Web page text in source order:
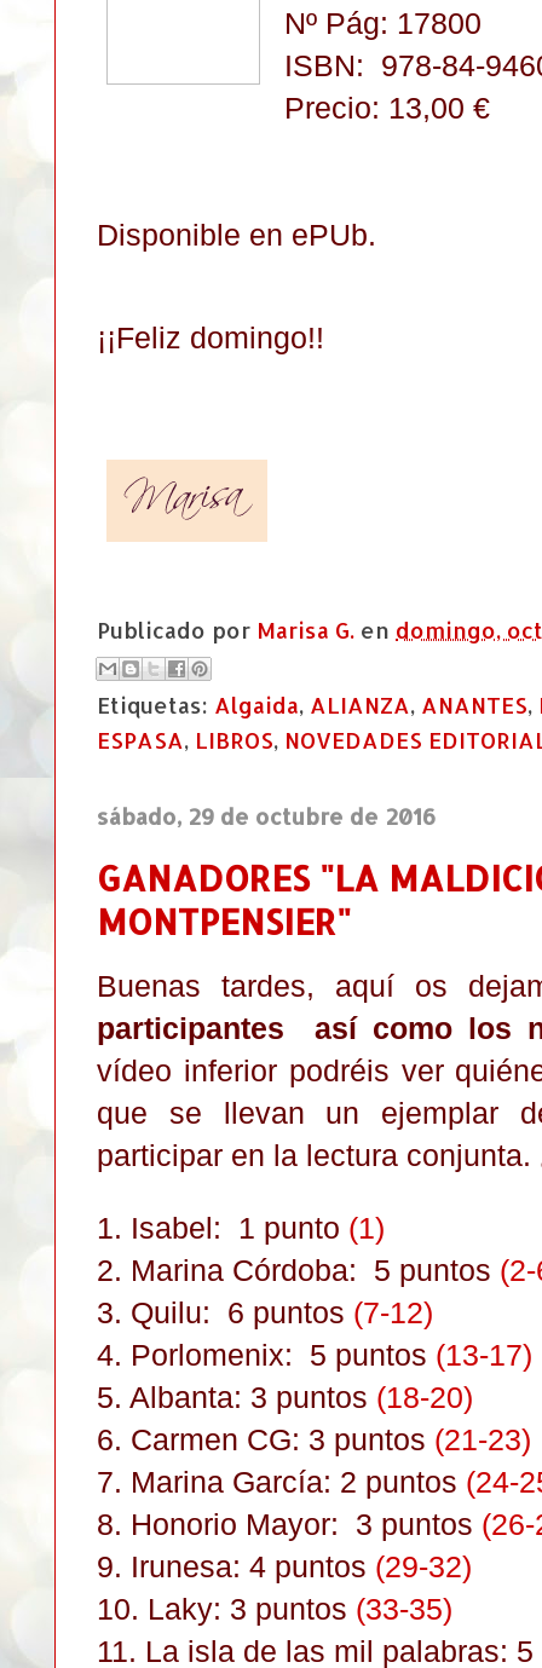
Nº Pág: 17800
ISBN: 978-84-
Precio: 13,00 €
Disponible en ePUb.
¡¡Feliz domingo!!
Publicado por Marisa G. en domingo,
Etiquetas: Algaida, ALIANZA, ANANTES,
ESPASA, LIBROS, NOVEDADES
sábado, 29 de octubre de 2016
GANADORES "LA
MONTPENSIER"
Buenas tardes, aquí os
participantes así como los
vídeo inferior podréis ver
que se llevan un ejemplar
participar en la lectura
1. Isabel: 1 punto (1)
2. Marina Córdoba: 5 puntos
3. Quilu: 6 puntos (7-12)
4. Porlomenix: 5 puntos (13-17)
5. Albanta: 3 puntos (18-20)
6. Carmen CG: 3 puntos (21-23)
7. Marina García: 2 puntos (24-
8. Honorio Mayor: 3 puntos
9. Irunesa: 4 puntos (29-32)
10. Laky: 3 puntos (33-35)
11. La isla de las mil palabras: